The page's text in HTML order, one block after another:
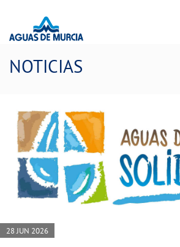
NOTICIAS
28 JUN 2026